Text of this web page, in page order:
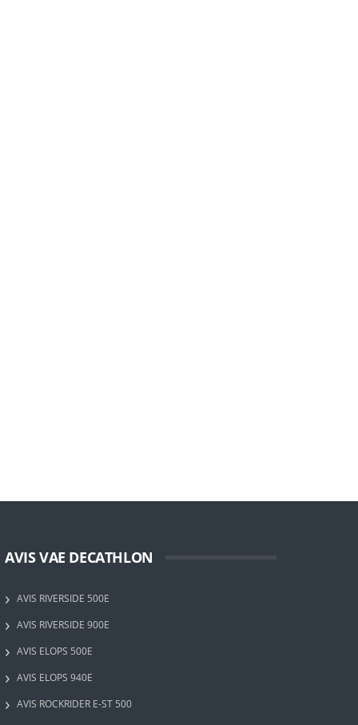
AVIS VAE DECATHLON
AVIS RIVERSIDE 500E
AVIS RIVERSIDE 900E
AVIS ELOPS 500E
AVIS ELOPS 940E
AVIS ROCKRIDER E-ST 500